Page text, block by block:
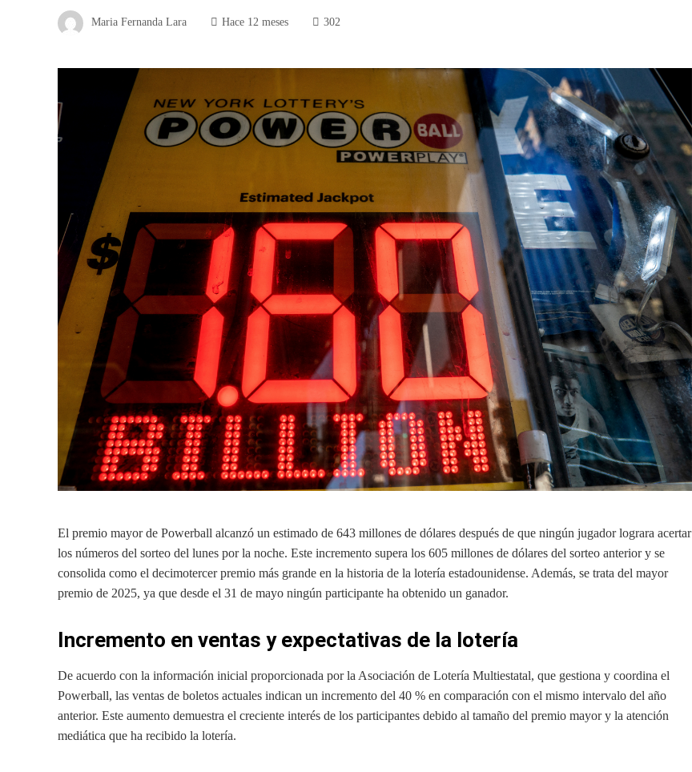
Maria Fernanda Lara Hace 12 meses 302
El premio mayor de Powerball alcanzó un estimado de 643 millones de dólares después de que ningún jugador lograra acertar
los números del sorteo del lunes por la noche. Este incremento supera los 605 millones de dólares del sorteo anterior y se
consolida como el decimotercer premio más grande en la historia de la lotería estadounidense. Además, se trata del mayor
premio de 2025, ya que desde el 31 de mayo ningún participante ha obtenido un ganador.
Incremento en ventas y expectativas de la lotería
De acuerdo con la información inicial proporcionada por la Asociación de Lotería Multiestatal, que gestiona y coordina el
Powerball, las ventas de boletos actuales indican un incremento del 40 % en comparación con el mismo intervalo del año
anterior. Este aumento demuestra el creciente interés de los participantes debido al tamaño del premio mayor y la atención
mediática que ha recibido la lotería.